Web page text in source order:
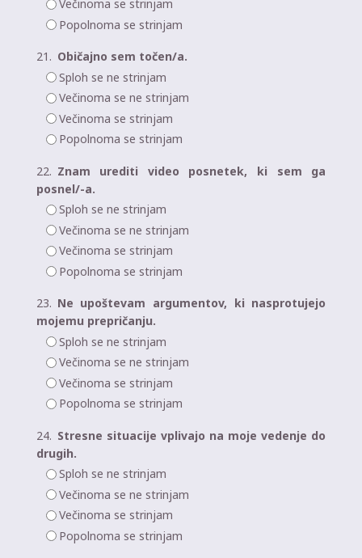
Večinoma se strinjam
Popolnoma se strinjam
21. Običajno sem točen/a.
Sploh se ne strinjam
Večinoma se ne strinjam
Večinoma se strinjam
Popolnoma se strinjam
22. Znam urediti video posnetek, ki sem ga
posnel/-a.
Sploh se ne strinjam
Večinoma se ne strinjam
Večinoma se strinjam
Popolnoma se strinjam
23. Ne upoštevam argumentov, ki nasprotujejo
mojemu prepričanju.
Sploh se ne strinjam
Večinoma se ne strinjam
Večinoma se strinjam
Popolnoma se strinjam
24. Stresne situacije vplivajo na moje vedenje do
drugih.
Sploh se ne strinjam
Večinoma se ne strinjam
Večinoma se strinjam
Popolnoma se strinjam